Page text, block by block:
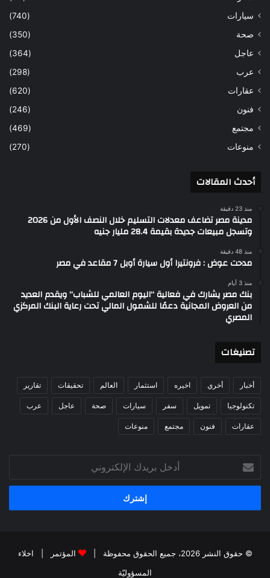
سيارات
(740)
صحة
(350)
عاجل
(364)
عرب
(298)
عقارات
(620)
فنون
(246)
مجتمع
(469)
منوعات
(270)
أحدث المقالات
منذ 23 دقيقة
مدينة مصر تضاعف معدلات التسليم خلال النصف الأول من 2026
وتسجل مبيعات جديدة بقيمة 28.4 مليار جنيه
منذ 48 دقيقة
مدحت عوض : فرونتيرا أول سيارة أوبل 7 مقاعد في مصر
منذ 3 أيام
بنك مصر يشارك في فعالية “اليوم العالمي للشباب” ويقدم العديد
من العروض المجانية دعمًا للشمول المالي تحت رعاية البنك المركزي
المصري
تصنيغات
أخبار أخري اخيره استثمار العالم تحقيقات تقارير
تكنولوجيا تمويل سفر سيارات صحة عاجل عرب
عقارات فنون مجتمع منوعات
بريدك
الإلكتروني
© حقوق النشر 2026، جميع الحقوق محفوظة | المؤتمر
اخلاء
المسؤوليّة